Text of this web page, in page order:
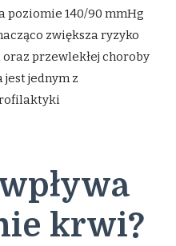
140/90 mmHg
zwiększa ryzyko
przewlekłej choroby
jednym z
krwi?